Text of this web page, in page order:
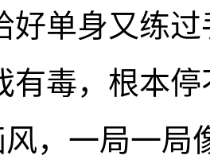
好单身又练
有毒，根本
，一局一局